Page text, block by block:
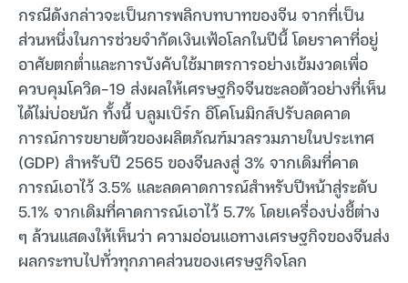
กรณีดังกล่าวจะเป็นการพลิกบทบาทของจีน จากที่เป็น
ส่วนหนึ่งในการช่วยจำกัดเงินเฟ้อโลกในปีนี้ โดยราคาที่อยู่
อาศัยตกต่ำและการบังคับใช้มาตรการอย่างเข้มงวดเพื่อ
ควบคุมโควิด-19 ส่งผลให้เศรษฐกิจจีนชะลอตัวอย่างที่เห็น
ได้ไม่บ่อยนัก ทั้งนี้ บลูมเบิร์ก อิโคโนมิกส์ปรับลดคาด
การณ์การขยายตัวของผลิตภัณฑ์มวลรวมภายในประเทศ
(GDP) สำหรับปี 2565 ของจีนลงสู่ 3% จากเดิมที่คาด
การณ์เอาไว้ 3.5% และลดคาดการณ์สำหรับปีหน้าสู่ระดับ
5.1% จากเดิมที่คาดการณ์เอาไว้ 5.7% โดยเครื่องบ่งชี้ต่าง
ๆ ล้วนแสดงให้เห็นว่า ความอ่อนแอทางเศรษฐกิจของจีนส่ง
ผลกระทบไปทั่วทุกภาคส่วนของเศรษฐกิจโลก